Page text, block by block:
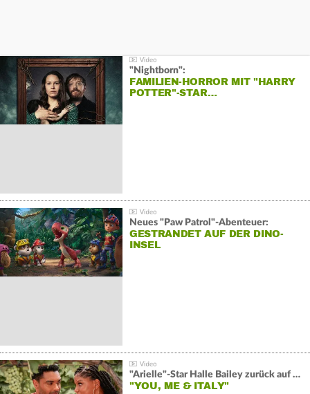
"Nightborn":
FAMILIEN-HORROR MIT "HARRY
POTTER"-STAR…
Neues "Paw Patrol"-Abenteuer:
GESTRANDET AUF DER DINO-
INSEL
"Arielle"-Star Halle Bailey zurück auf der Leinwand:
"YOU, ME & ITALY"